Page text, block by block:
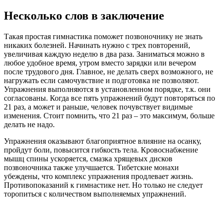
Несколько слов в заключение
Такая простая гимнастика поможет позвоночнику не знать
никаких болезней. Начинать нужно с трех повторений,
увеличивая каждую неделю в два раза. Заниматься можно в
любое удобное время, утром вместо зарядки или вечером
после трудового дня. Главное, не делать сверх возможного, не
нагружать если самочувствие и подготовка не позволяют.
Упражнения выполняются в установленном порядке, т.к. они
согласованы. Когда все пять упражнений будут повторяться по
21 раз, а может и раньше, человек почувствует видимые
изменения. Стоит помнить, что 21 раз – это максимум, больше
делать не надо.
Упражнения оказывают благоприятное влияние на осанку,
пройдут боли, повысится гибкость тела. Кровоснабжение
мышц спины ускоряется, смазка хрящевых дисков
позвоночника также улучшается. Тибетские монахи
убеждены, что комплекс упражнения продлевает жизнь.
Противопоказаний к гимнастике нет. Но только не следует
торопиться с количеством выполняемых упражнений.